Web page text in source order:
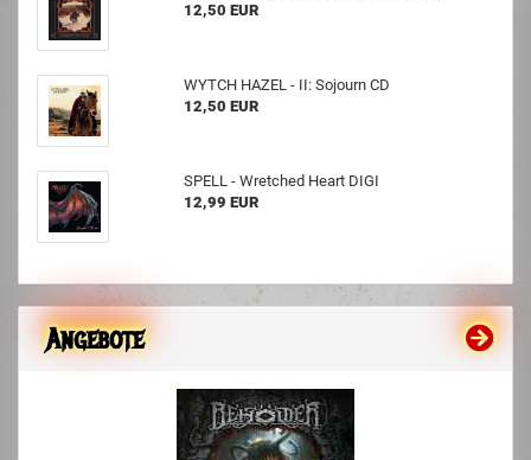
12,50 EUR
WYTCH HAZEL - II: Sojourn CD
12,50 EUR
SPELL - Wretched Heart DIGI
12,99 EUR
Angebote